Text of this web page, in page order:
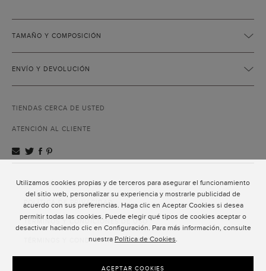
Utilizamos cookies propias y de terceros para asegurar el funcionamiento
del sitio web, personalizar su experiencia y mostrarle publicidad de
acuerdo con sus preferencias. Haga clic en Aceptar Cookies si desea
permitir todas las cookies. Puede elegir qué tipos de cookies aceptar o
desactivar haciendo clic en Configuración. Para más información, consulte
nuestra Política de Cookies.
ACEPTAR COOKIES
TAMAÑO Y COMPOSICIÓN
ENVÍO Y DEVOLUCIÓN
TIENDAS CERCA DE USTED
ATENCIÓN AL CLIENTE
ATENCIÓN AL CLIENTE
POLÍTICA DE PRIVACIDAD
TÉRMINOS Y CONDICIONES DE USO
TÉRMINOS Y CONDICIONES DE VENTA
SUSCRIPCIÓN AL NEWSLETTER